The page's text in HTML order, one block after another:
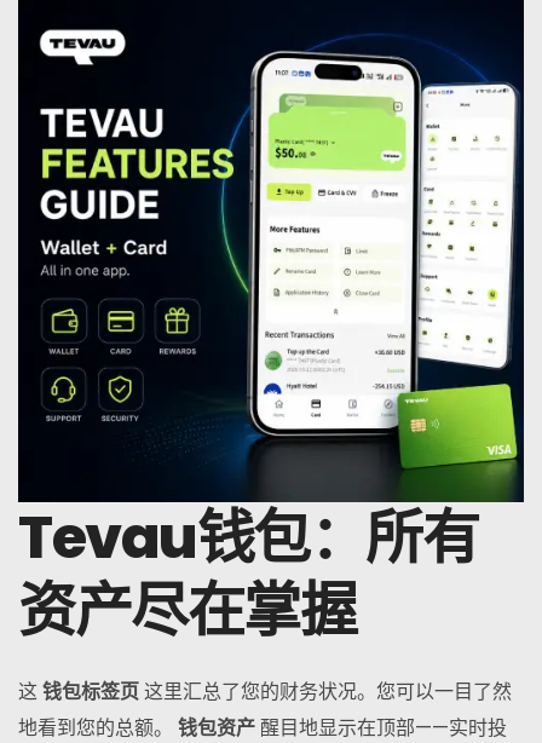
Tevau钱包：所有
资产尽在掌握
这 钱包标签页这里汇总了您的财务状况。您可以一目了然
地看到您的总额。 钱包资产醒目地显示在顶部——实时投